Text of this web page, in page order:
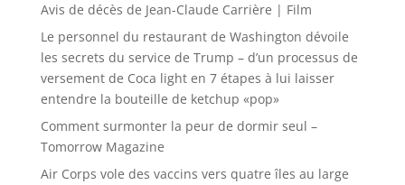
Avis de décès de Jean-Claude Carrière | Film
Le personnel du restaurant de Washington dévoile
les secrets du service de Trump – d’un processus de
versement de Coca light en 7 étapes à lui laisser
entendre la bouteille de ketchup «pop»
Comment surmonter la peur de dormir seul –
Tomorrow Magazine
Air Corps vole des vaccins vers quatre îles au large